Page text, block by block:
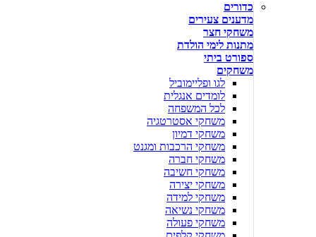
כדורים
מדענים צעירים
משחקי חצר
מתנות לימי הולדת
ספורט ביתי
משחקים
לגו ופליימוביל
לומדים אנגלית
לכל המשפחה
משחקי אסטרטגיה
משחקי דמיון
משחקי הרכבות ומגנט
משחקי חברה
משחקי חשיבה
משחקי יצירה
משחקי למידה
משחקי נשיאה
משחקי פעולה